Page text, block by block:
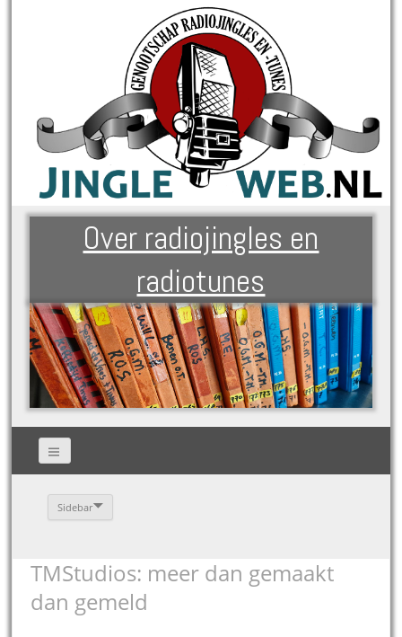
Over radiojingles en
radiotunes
Sidebar
TMStudios: meer dan gemaakt
dan gemeld